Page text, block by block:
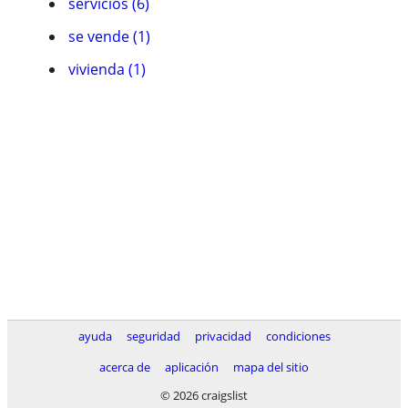
se vende (1)
vivienda (1)
ayuda seguridad privacidad
condiciones
acerca de
aplicación
mapa del sitio
© 2026 craigslist